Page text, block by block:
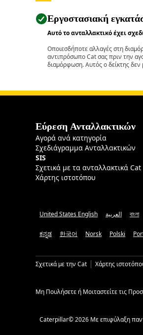
Εργοστασιακή
Αυτό το ανταλλακτικό έχει
Οποιεσδήποτε αλλαγές στη
αντιπρόσωπο Cat σας πριν την
διαμόρφωση. Αυτός ο δείκτης δεν
Εύρεση Ανταλλακτικών
Αγορά ανά κατηγορία
Σχεδιάγραμμα Ανταλλακτικών
SIS
Σχετικά με τα ανταλλακτικά Cat
Χάρτης ιστοτόπου
United States English العربية বাংলা
ಕನ್ನಡ 한국어 Norsk Polski
Σχετικά με την Cat Χάρτης
Μη Πουλήσετε ή Μοιταστείτε τις
Caterpillar© 2026 Με επιφύλαξη